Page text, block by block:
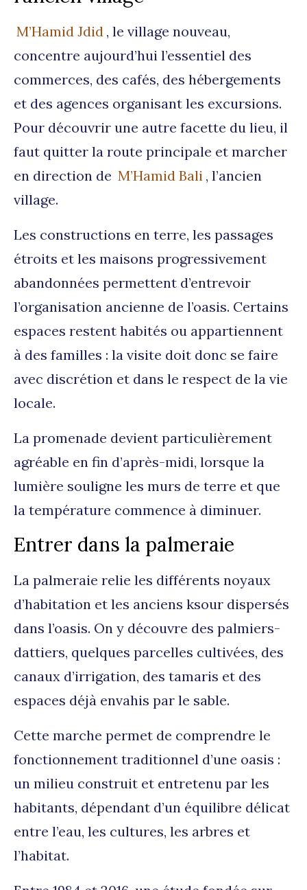
M’Hamid Jdid , le village nouveau,
concentre aujourd’hui l’essentiel des
commerces, des cafés, des hébergements
et des agences organisant les excursions.
Pour découvrir une autre facette du lieu, il
faut quitter la route principale et marcher
en direction de M’Hamid Bali , l’ancien
village.
Les constructions en terre, les passages
étroits et les maisons progressivement
abandonnées permettent d’entrevoir
l’organisation ancienne de l’oasis. Certains
espaces restent habités ou appartiennent
à des familles : la visite doit donc se faire
avec discrétion et dans le respect de la vie
locale.
La promenade devient particulièrement
agréable en fin d’après-midi, lorsque la
lumière souligne les murs de terre et que
la température commence à diminuer.
Entrer dans la palmeraie
La palmeraie relie les différents noyaux
d’habitation et les anciens ksour dispersés
dans l’oasis. On y découvre des palmiers-
dattiers, quelques parcelles cultivées, des
canaux d’irrigation, des tamaris et des
espaces déjà envahis par le sable.
Cette marche permet de comprendre le
fonctionnement traditionnel d’une oasis :
un milieu construit et entretenu par les
habitants, dépendant d’un équilibre délicat
entre l’eau, les cultures, les arbres et
l’habitat.